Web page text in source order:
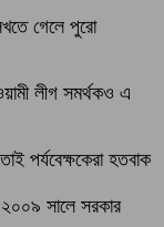
গেলে পুরো
লীগ সমর্থকও এ
পর্যবেক্ষকেরা হতবাক
২০০৯ সালে সরকার